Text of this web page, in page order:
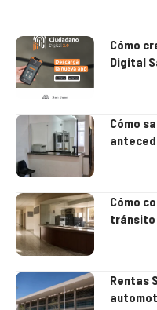
Cómo
Digital
Cómo
Cómo
tránsito
Rentas